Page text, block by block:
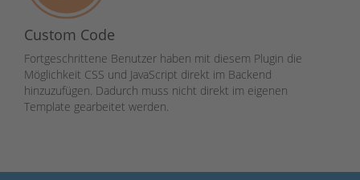
Custom Code
Fortgeschrittene Benutzer haben mit diesem Plugin die
Möglichkeit CSS und JavaScript direkt im Backend
hinzuzufügen. Dadurch muss nicht direkt im eigenen
Template gearbeitet werden.